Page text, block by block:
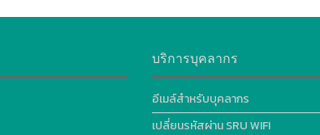
บริการบุคลากร
อีเมล์สำหรับบุคลากร
เปลี่ยนรหัสผ่าน SRU WIFI